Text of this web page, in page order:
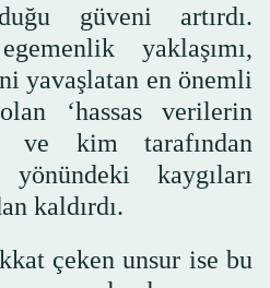
güveni artırdı.
yaklaşımı,
yavaşlatan en önemli
‘hassas verilerin
ve kim tarafından
kaygıları
kaldırdı.
çeken unsur ise bu